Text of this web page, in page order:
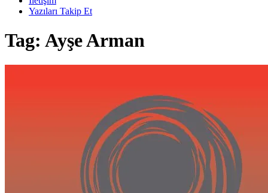
Yazıları Takip Et
Tag: Ayşe Arman